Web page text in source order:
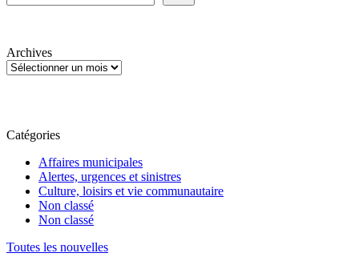
Archives
Catégories
Affaires municipales
Alertes, urgences et sinistres
Culture, loisirs et vie communautaire
Non classé
Non classé
Toutes les nouvelles